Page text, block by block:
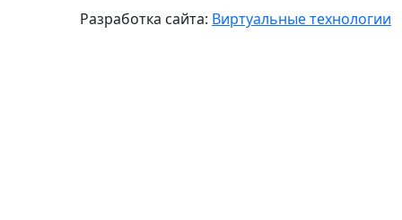
Разработка сайта: Виртуальные технологии